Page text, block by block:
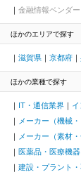
金融情報ベンダー
ほかのエリアで探す
滋賀県 京都府
ほかの業種で探す
IT・通信業界
メーカー（機械
メーカー（素材
医薬品・医療機
建設・プラント